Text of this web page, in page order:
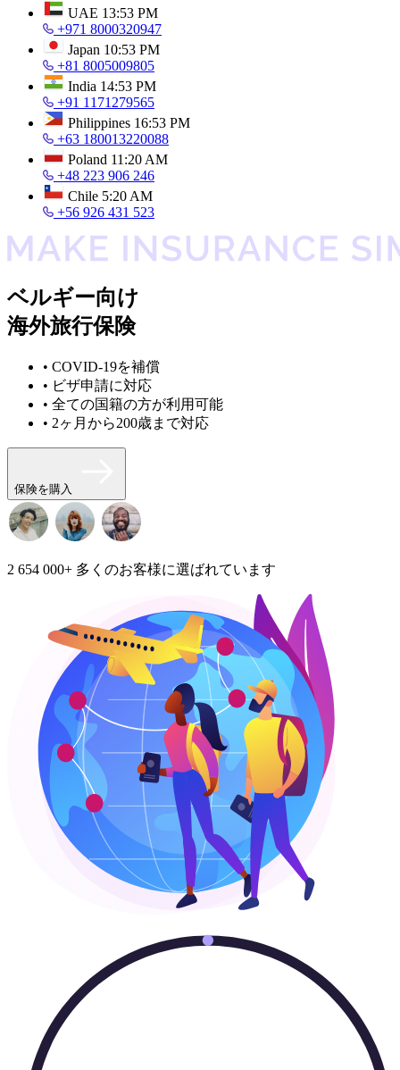
UAE 13:53 PM
+971 8000320947
Japan 10:53 PM
+81 8005009805
India 14:53 PM
+91 1171279565
Philippines 16:53 PM
+63 180013220088
Poland 11:20 AM
+48 223 906 246
Chile 5:20 AM
+56 926 431 523
ベルギー向け
海外旅行保険
• COVID-19を補償
• ビザ申請に対応
• 全ての国籍の方が利用可能
• 2ヶ月から200歳まで対応
保険を購入
2 654 000+ 多くのお客様に選ばれています